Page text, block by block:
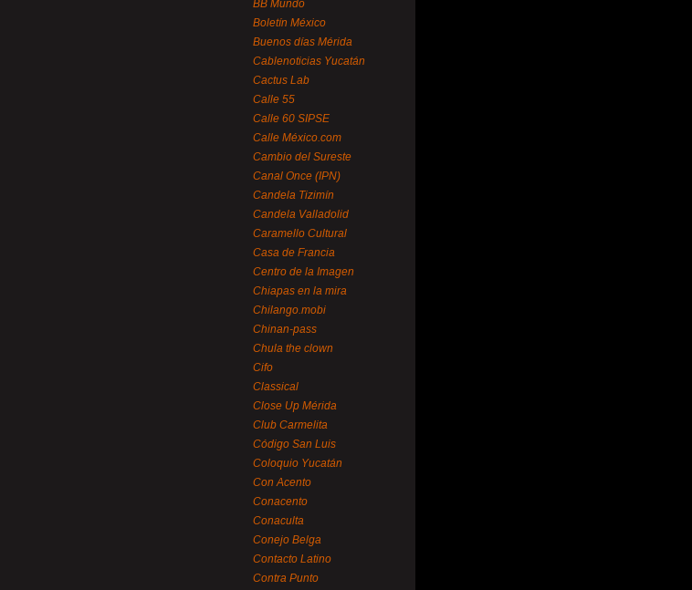
BB Mundo
Boletín México
Buenos días Mérida
Cablenoticias Yucatán
Cactus Lab
Calle 55
Calle 60 SIPSE
Calle México.com
Cambio del Sureste
Canal Once (IPN)
Candela Tizimín
Candela Valladolid
Caramello Cultural
Casa de Francia
Centro de la Imagen
Chiapas en la mira
Chilango.mobi
Chinan-pass
Chula the clown
Cifo
Classical
Close Up Mérida
Club Carmelita
Código San Luis
Coloquio Yucatán
Con Acento
Conacento
Conaculta
Conejo Belga
Contacto Latino
Contra Punto